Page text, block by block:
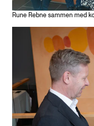
Rune Rebne sammen med